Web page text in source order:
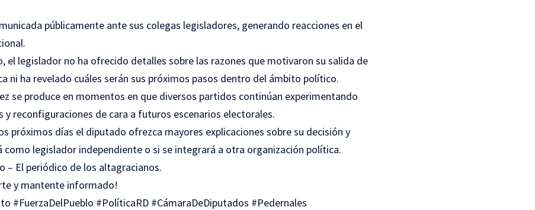
públicamente ante sus colegas legisladores, generando reacciones en el
legislador no ha ofrecido detalles sobre las razones que motivaron su salida de
ni ha revelado cuáles serán sus próximos pasos dentro del ámbito político.
se produce en momentos en que diversos partidos continúan experimentando
reconfiguraciones de cara a futuros escenarios electorales.
próximos días el diputado ofrezca mayores explicaciones sobre su decisión y
como legislador independiente o si se integrará a otra organización política.
– El periódico de los altagracianos.
y mantente informado!
#FuerzaDelPueblo #PolíticaRD #CámaraDeDiputados #Pedernales